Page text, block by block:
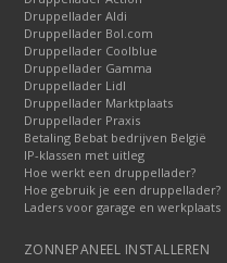
Druppellader Aldi
Druppellader Bol.com
Druppellader Coolblue
Druppellader Gamma
Druppellader Lidl
Druppellader Marktplaats
Druppellader Praxis
Betaling Bebat bedrijven België
IP-klassen met uitleg
Hoe werkt een druppellader?
Hoe gebruik je een druppellader?
Laders voor garage en werkplaats
ZONNEPANEEL INSTALLEREN